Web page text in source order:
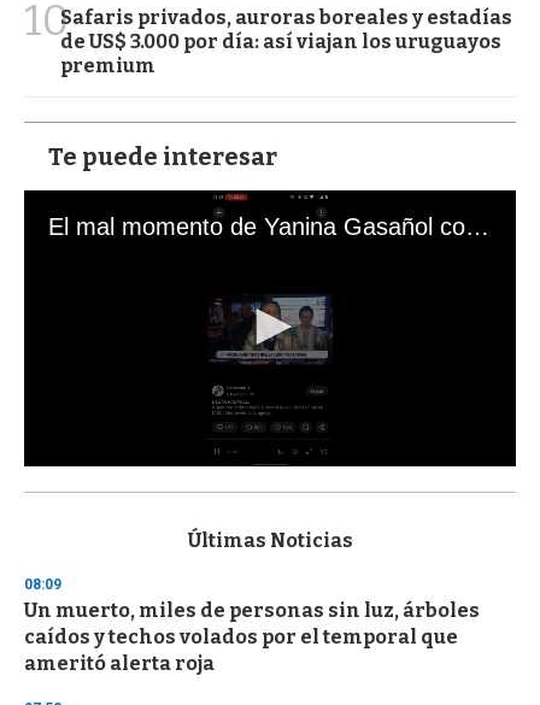
10Safaris privados, auroras boreales y estadías
de US$ 3.000 por día: así viajan los uruguayos
premium
Te puede interesar
El mal momento de Yanina Gasañol con un hincha argentino en "Subrayado"
s
d
s
o
f
3
Últimas Noticias
08:09
Un muerto, miles de personas sin luz, árboles
caídos y techos volados por el temporal que
ameritó alerta roja